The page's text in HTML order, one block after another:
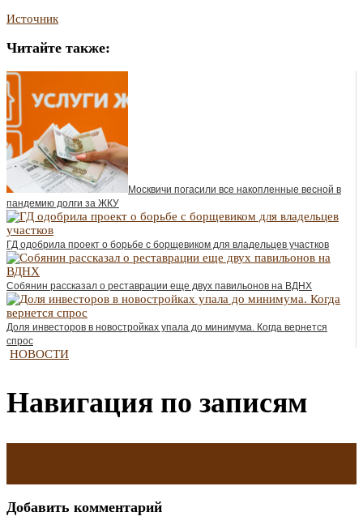
Источник
Читайте также:
Москвичи погасили все накопленные весной в
пандемию долги за ЖКУ
ГД одобрила проект о борьбе с борщевиком для владельцев участков
Собянин рассказал о реставрации еще двух павильонов на ВДНХ
Доля инвесторов в новостройках упала до минимума. Когда вернется
спрос
НОВОСТИ
Навигация по записям
Добавить комментарий